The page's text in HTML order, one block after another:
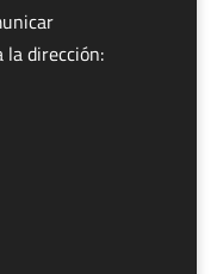
la dirección: